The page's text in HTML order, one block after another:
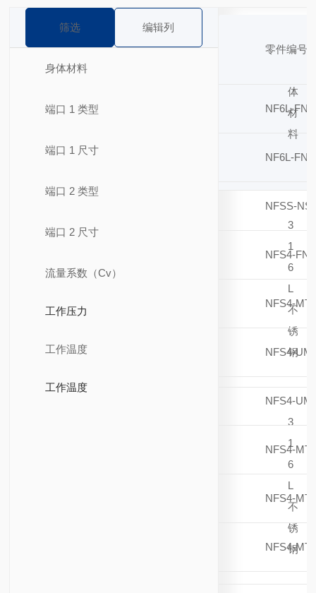
筛选 编辑列
身体材料
端口 1 类型
端口 1 尺寸
端口 2 类型
端口 2 尺寸
流量系数（Cv）
工作压力
工作温度
工作温度
体
材
料
3
1
6
L
不
锈
钢
3
1
6
L
不
锈
钢
零件编号
NF6L-
NF6L-
NFSS-
NFS4-
NFS4-
NFS4-
NFS4-
NFS4-
NFS4-
NFS4-